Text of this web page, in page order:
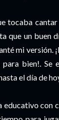
tocaba
que un buen
mi versión.
bien!.
el día de
educativo con